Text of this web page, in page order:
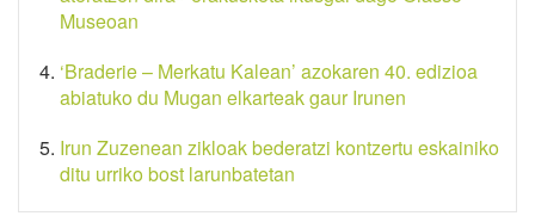
Museoan
‘Braderie – Merkatu Kalean’ azokaren 40. edizioa
abiatuko du Mugan elkarteak gaur Irunen
Irun Zuzenean zikloak bederatzi kontzertu eskainiko
ditu urriko bost larunbatetan